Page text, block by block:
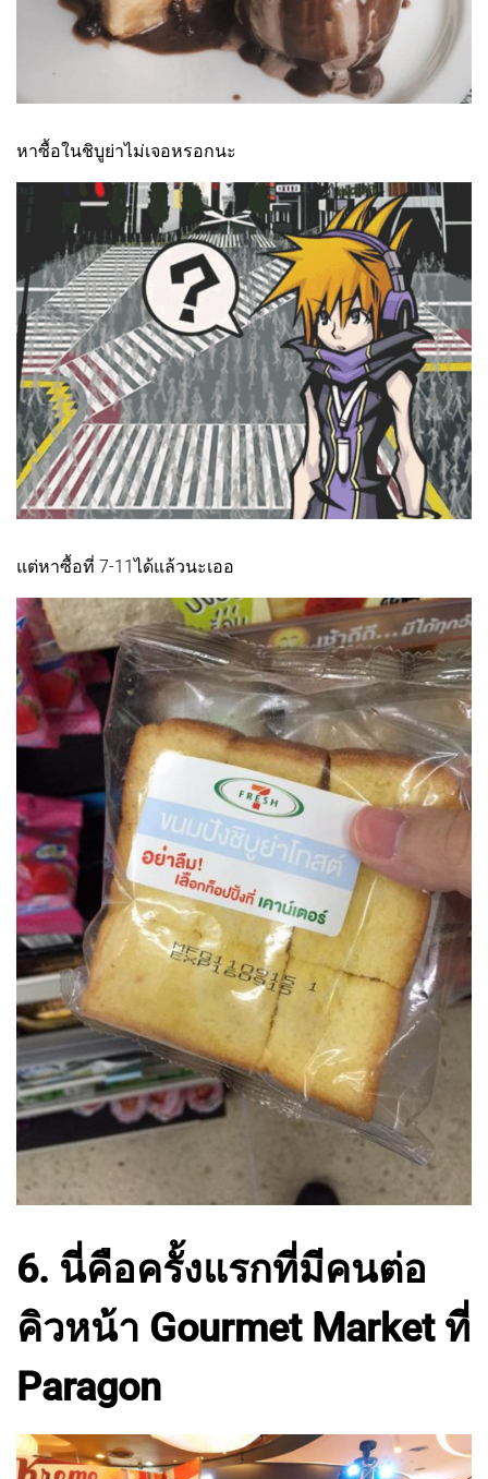
หาซื้อในชิบูย่าไม่เจอหรอกนะ
แต่หาซื้อที่ 7-11ได้แล้วนะเออ
6. นี่คือครั้งแรกที่มีคนต่อ
คิวหน้า Gourmet Market ที่
Paragon